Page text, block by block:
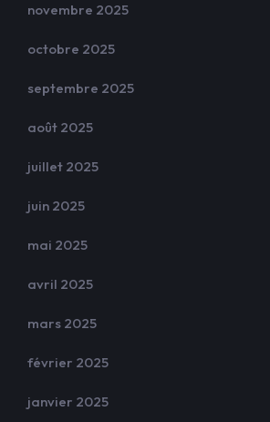
novembre 2025
octobre 2025
septembre 2025
août 2025
juillet 2025
juin 2025
mai 2025
avril 2025
mars 2025
février 2025
janvier 2025